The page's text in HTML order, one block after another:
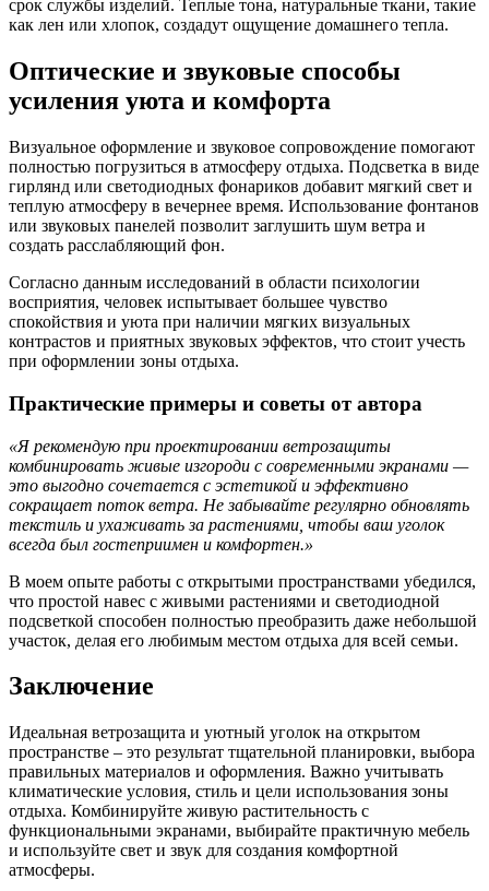
срок службы изделий. Теплые тона, натуральные ткани, такие
как лен или хлопок, создадут ощущение домашнего тепла.
Оптические и звуковые способы
усиления уюта и комфорта
Визуальное оформление и звуковое сопровождение помогают
полностью погрузиться в атмосферу отдыха. Подсветка в виде
гирлянд или светодиодных фонариков добавит мягкий свет и
теплую атмосферу в вечернее время. Использование фонтанов
или звуковых панелей позволит заглушить шум ветра и
создать расслабляющий фон.
Согласно данным исследований в области психологии
восприятия, человек испытывает большее чувство
спокойствия и уюта при наличии мягких визуальных
контрастов и приятных звуковых эффектов, что стоит учесть
при оформлении зоны отдыха.
Практические примеры и советы от автора
«Я рекомендую при проектировании ветрозащиты
комбинировать живые изгороди с современными экранами —
это выгодно сочетается с эстетикой и эффективно
сокращает поток ветра. Не забывайте регулярно обновлять
текстиль и ухаживать за растениями, чтобы ваш уголок
всегда был гостеприимен и комфортен.»
В моем опыте работы с открытыми пространствами убедился,
что простой навес с живыми растениями и светодиодной
подсветкой способен полностью преобразить даже небольшой
участок, делая его любимым местом отдыха для всей семьи.
Заключение
Идеальная ветрозащита и уютный уголок на открытом
пространстве – это результат тщательной планировки, выбора
правильных материалов и оформления. Важно учитывать
климатические условия, стиль и цели использования зоны
отдыха. Комбинируйте живую растительность с
функциональными экранами, выбирайте практичную мебель
и используйте свет и звук для создания комфортной
атмосферы.